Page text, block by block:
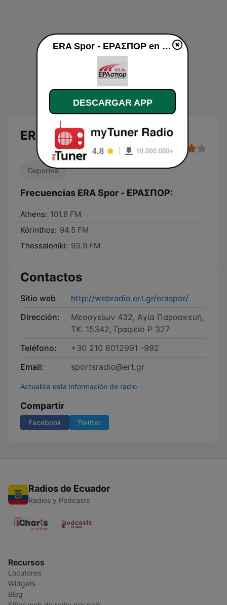
ERA Spor - ΕΡΑΣΠΟΡ
Deportes
Frecuencias ERA Spor - ΕΡΑΣΠΟΡ:
Athens: 101.8 FM
Kórinthos: 94.5 FM
Thessaloníki: 93.9 FM
Contactos
Sitio web
http://webradio.ert.gr/eraspor/
Dirección:
Mεσογείων 432, Αγία Παρασκευή,
TK: 15342, Γραφείο Ρ 327
Teléfono:
+30 210 6012991 -992
Email:
sportsradio@ert.gr
Actualiza esta información de radio
Compartir
Facebook Twitter
Radios de Ecuador
Radios y Podcasts
Recursos
Locutores
Widgets
Blog
ERA Spor - ΕΡΑΣΠΟΡ en vivo
DESCARGAR APP